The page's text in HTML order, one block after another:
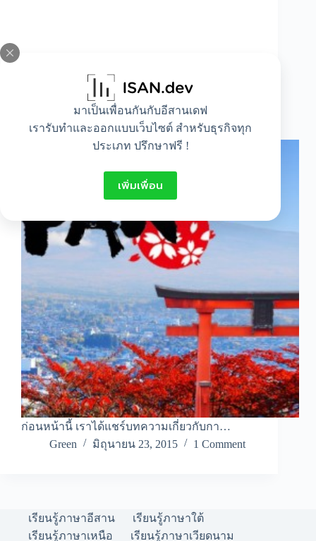
มาเป็นเพื่อนกันกับอีสานเดฟ
เรารับทำและออกแบบเว็บไซต์ สำหรับธุรกิจทุก
ประเภท ปรึกษาฟรี !
เพิ่มเพื่อน
แนะนำตัวภาษาญี่ปุ่น
ก่อนหน้านี้ เราได้แชร์บทความเกี่ยวกับกา…
Green
มิถุนายน 23, 2015 1 Comment
เรียนรู้ภาษาอีสาน
เรียนรู้ภาษาใต้
เรียนรู้ภาษาเหนือ
เรียนรู้ภาษาเวียดนาม